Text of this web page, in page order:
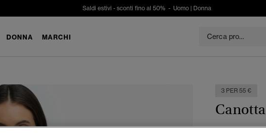
Saldi estivi - sconti fino al 50% - Uomo | Donna
DONNA MARCHI
3 PER 55 €
€ 24,99